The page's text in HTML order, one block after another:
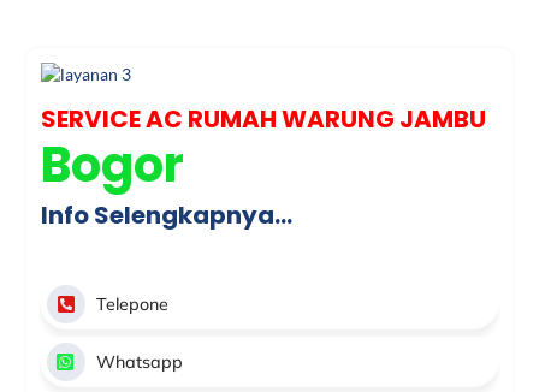
SERVICE AC RUMAH WARUNG JAMBU
Bogor
Info Selengkapnya…
Telepone
Whatsapp